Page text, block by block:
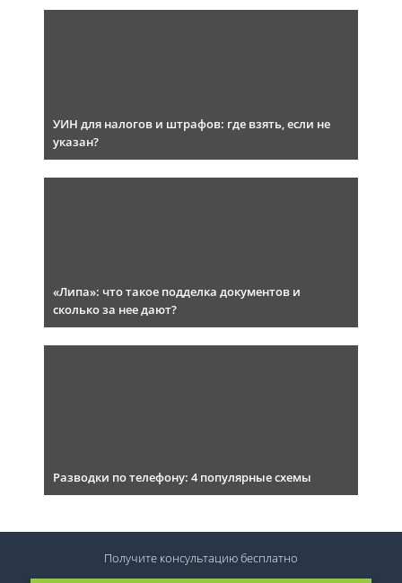
УИН для налогов и штрафов: где взять, если не
указан?
«Липа»: что такое подделка документов и
сколько за нее дают?
Разводки по телефону: 4 популярные схемы
Получите консультациюбесплатно